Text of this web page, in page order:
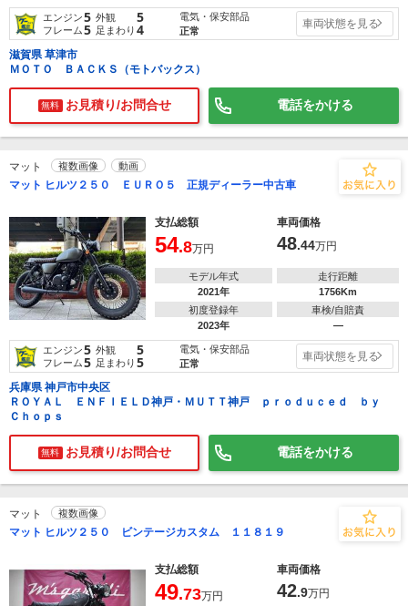
エンジン5 外観 5
フレーム5 足まわり 4
電気・保安部品
正常
車両状態を見る
滋賀県 草津市
ＭＯＴＯ ＢＡＣＫＳ（モトバックス）
無料 お見積り/お問合せ 電話をかける
マット 複数画像 動画
マット ヒルツ２５０ ＥＵＲＯ５ 正規ディーラー中古車
支払総額 車両価格
54.8万円 48.44万円
モデル年式
2021年
走行距離
1756Km
初度登録年
2023年
車検/自賠責
―
エンジン5 外観 5
フレーム5 足まわり 5
電気・保安部品
正常
車両状態を見る
兵庫県 神戸市中央区
ＲＯＹＡＬ ＥＮＦＩＥＬＤ神戸・ＭＵＴＴ神戸 ｐｒｏｄｕｃｅｄ ｂｙ
Ｃｈｏｐｓ
無料 お見積り/お問合せ 電話をかける
マット 複数画像
マット ヒルツ２５０ ビンテージカスタム １１８１９
支払総額 車両価格
49.73万円 42.9万円